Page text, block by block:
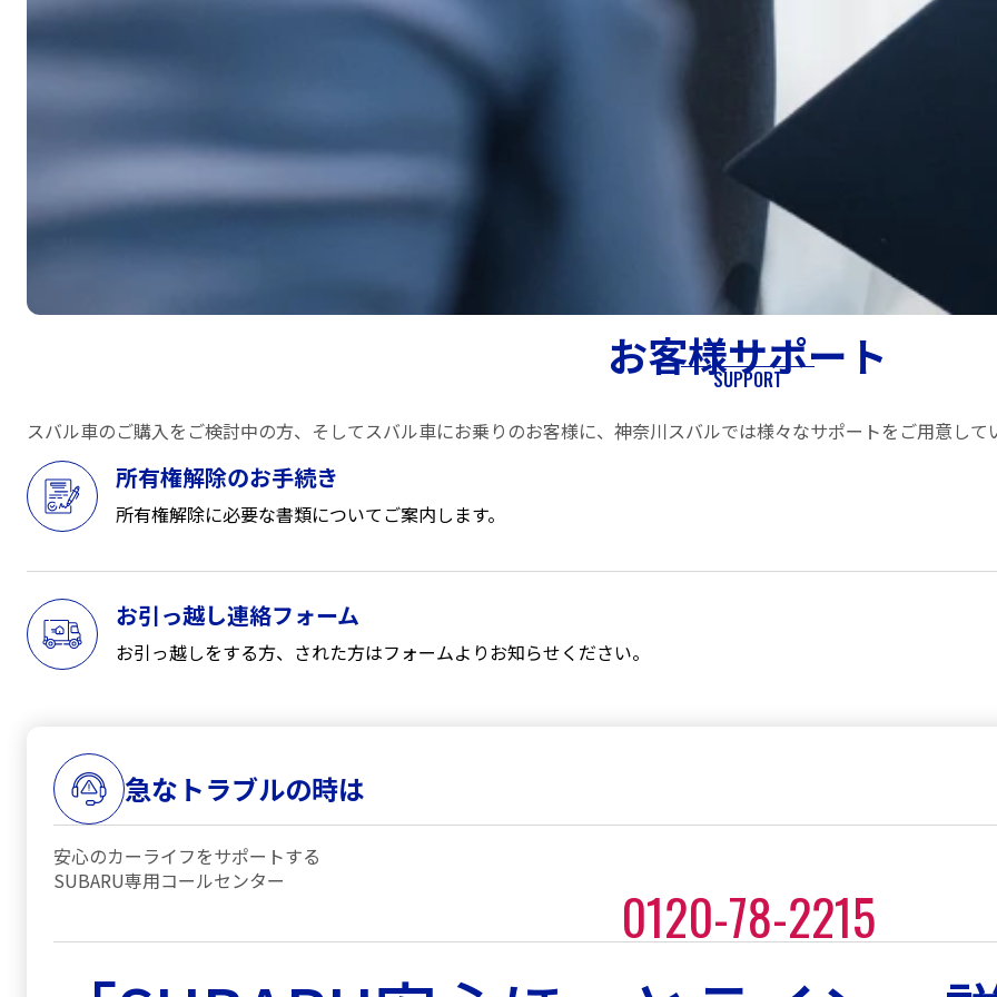
お客様サポート
SUPPORT
スバル車のご購入をご検討中の方、そしてスバル車にお乗りのお客様に、神奈川スバルでは様々なサポートをご用意して
所有権解除のお手続き
所有権解除に必要な書類についてご案内します。
お引っ越し連絡フォーム
お引っ越しをする方、された方はフォームよりお知らせください。
急なトラブルの時は
安心のカーライフをサポートする
SUBARU専用コールセンター
0120-78-2215